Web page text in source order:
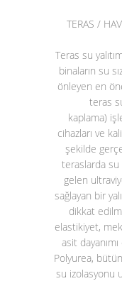
TERAS /
Teras su
binaların su
önleyen en
teras
kaplama)
cihazları ve
şekilde
teraslarda su
gelen
sağlayan bir
dikkat
elastikiyet,
asit
Polyurea,
su izolasyonu